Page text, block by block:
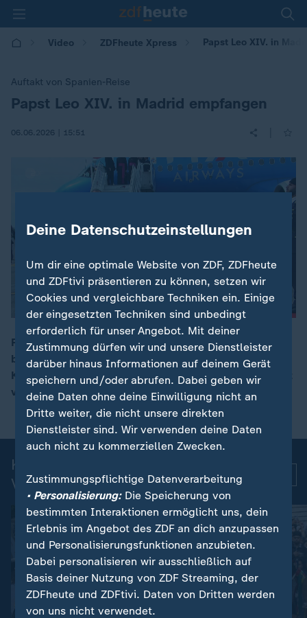
Video ZDFheute Xpress Papst Leo XIV. in
Auftakt von Spanien-Reise
:Papst Leo XIV. in Madrid empfangen
06.06.2026 | 15:51
00:07
Papst Leo XIV. hat eine einwöchige Spanien-Reise
begonnen. In Madrid wurde er von König Felipe und
Königin Letizia empfangen. Am Abend ist eine Andacht
vor dem Bernabéu-Stadion geplant.
Kurznachrichten: Aktuelle
Videos
Deine Datenschutzeinstellungen
Um dir eine optimale Website von ZDF, ZDFheute
und ZDFtivi präsentieren zu können, setzen wir
Cookies und vergleichbare Techniken ein. Einige
der eingesetzten Techniken sind unbedingt
erforderlich für unser Angebot. Mit deiner
Zustimmung dürfen wir und unsere Dienstleister
darüber hinaus Informationen auf deinem Gerät
speichern und/oder abrufen. Dabei geben wir
deine Daten ohne deine Einwilligung nicht an
Dritte weiter, die nicht unsere direkten
Dienstleister sind. Wir verwenden deine Daten
auch nicht zu kommerziellen Zwecken.
Zustimmungspflichtige Datenverarbeitung
• Personalisierung:Die Speicherung von
bestimmten Interaktionen ermöglicht uns, dein
Erlebnis im Angebot des ZDF an dich anzupassen
und Personalisierungsfunktionen anzubieten.
Dabei personalisieren wir ausschließlich auf
Basis deiner Nutzung von ZDF Streaming, der
ZDFheute und ZDFtivi. Daten von Dritten werden
von uns nicht verwendet.